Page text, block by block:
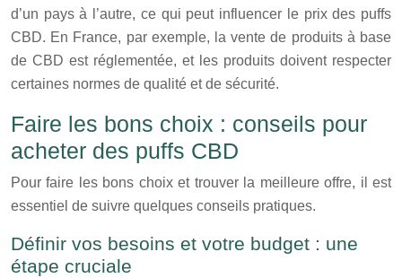
d’un pays à l’autre, ce qui peut influencer le prix des puffs
CBD. En France, par exemple, la vente de produits à base
de CBD est réglementée, et les produits doivent respecter
certaines normes de qualité et de sécurité.
Faire les bons choix : conseils pour
acheter des puffs CBD
Pour faire les bons choix et trouver la meilleure offre, il est
essentiel de suivre quelques conseils pratiques.
Définir vos besoins et votre budget : une
étape cruciale